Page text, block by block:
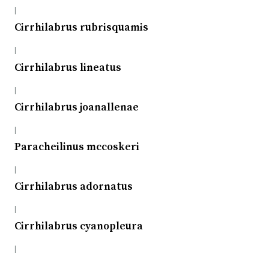
|
Cirrhilabrus rubrisquamis
|
Cirrhilabrus lineatus
|
Cirrhilabrus joanallenae
|
Paracheilinus mccoskeri
|
Cirrhilabrus adornatus
|
Cirrhilabrus cyanopleura
|